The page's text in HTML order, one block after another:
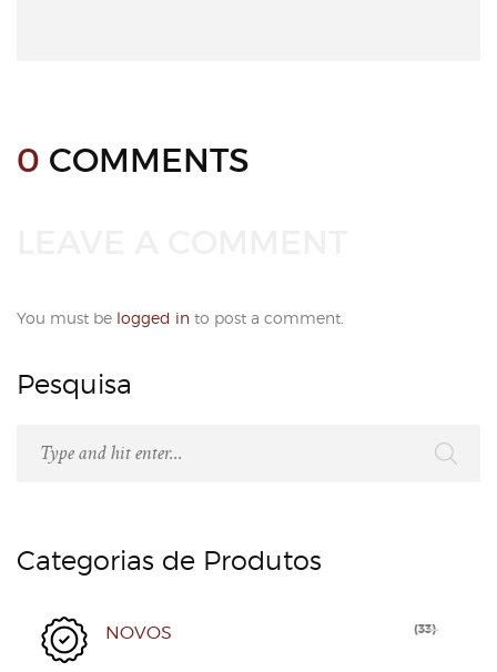
0 COMMENTS
You must be logged in to post a comment.
Pesquisa
Categorias de Produtos
NOVOS (33)